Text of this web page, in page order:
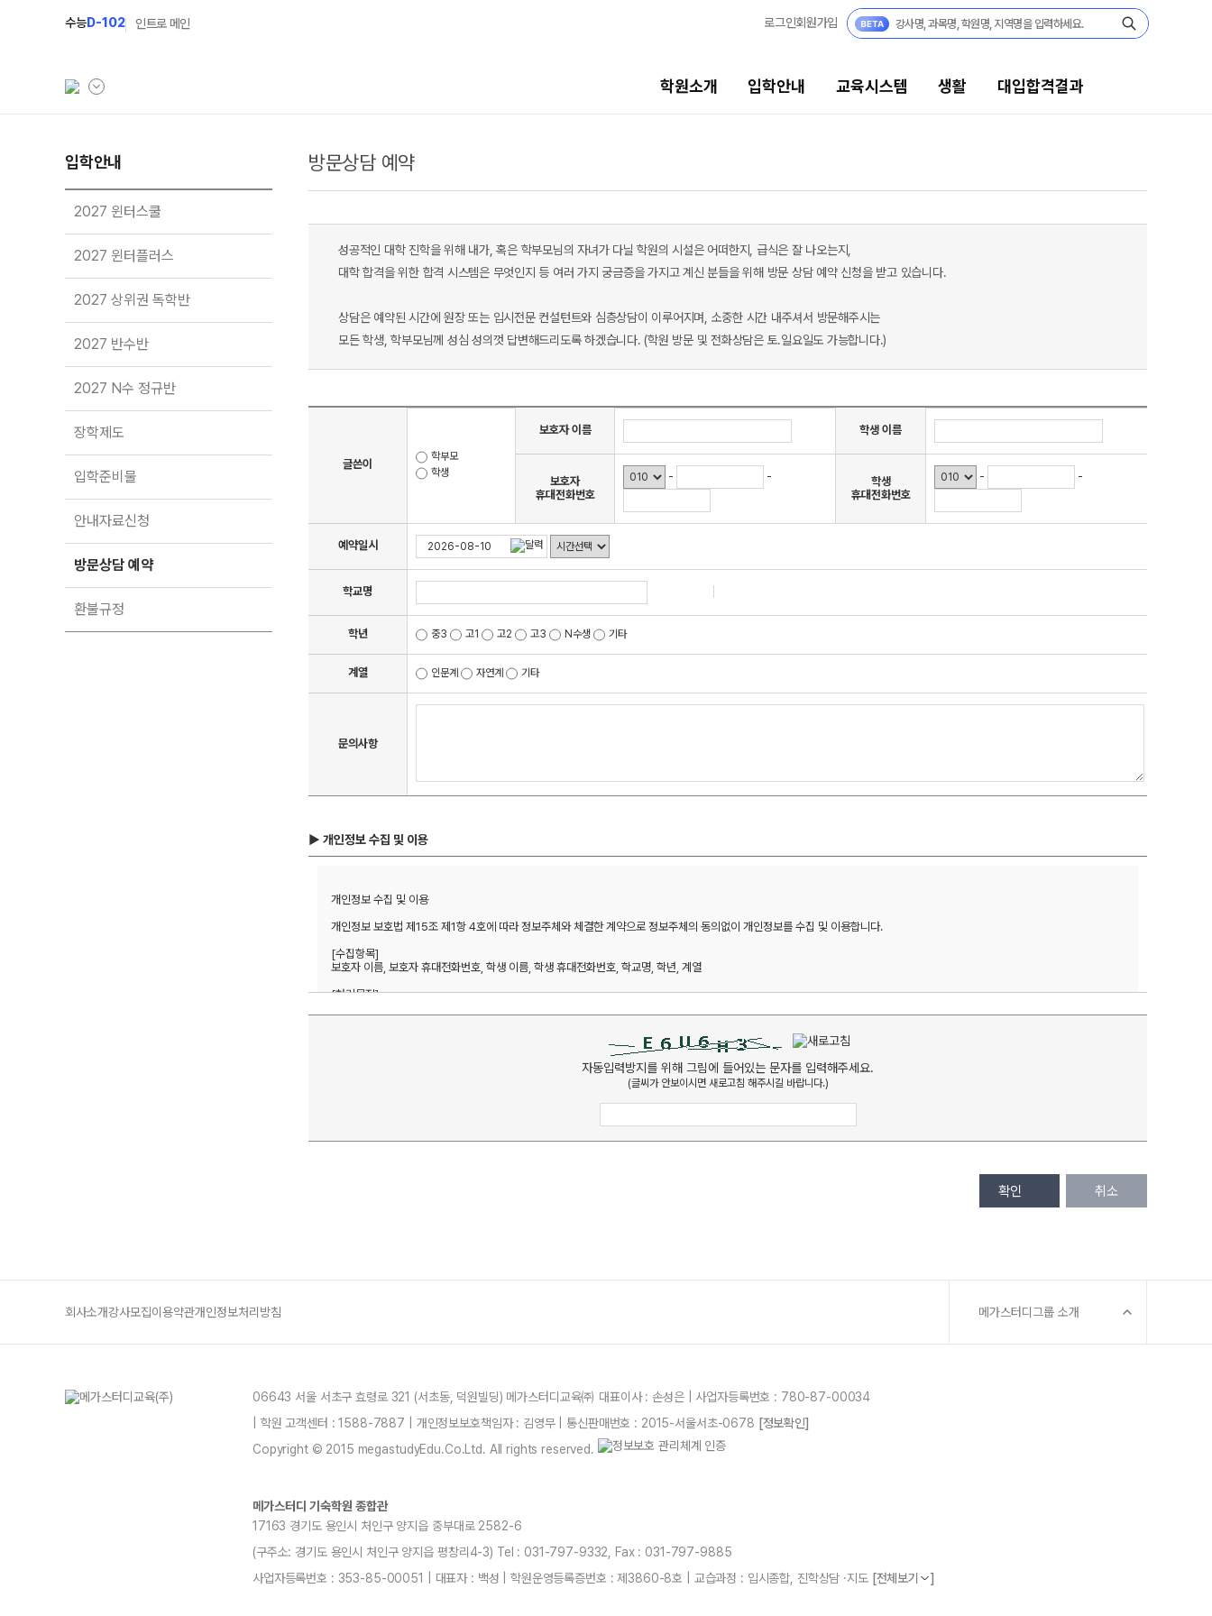
수능D-102 인트로 메인 로그인회원가입
학원소개 입학안내 교육시스템 생활 대입합격결과
학원소개
학원안내
기숙학원연혁
학원시설
사이버투어
교육 생활 환경
오시는길
공지사항
재원생 혜택
실시간 질문답변 앱 QUBE
고객센터
온라인 상담
자주 묻는 질문
입학안내
2027 상위권 독학반
2027 N수 정규반
장학제도
입학준비물
방문상담 예약
OMEGA 모의고사
메가X대성 더 프리미엄 모의고사
ALPHA 모의고사
수학 아이젠
2026 수능 적중 문항
메가 스마트 리포트
부모님편지
주간식단표
안전한학원
대입합격의 주인공
입학안내
2027 윈터스쿨
2027 윈터플러스
2027 상위권 독학반
2027 반수반
2027 N수 정규반
장학제도
입학준비물
안내자료신청
방문상담 예약
환불규정
방문상담 예약
성공적인 대학 진학을 위해 내가, 혹은 학부모님의 자녀가 다닐 학원의 시설은 어떠한지, 급식은 잘 나오는지,
대학 합격을 위한 합격 시스템은 무엇인지 등 여러 가지 궁금증을 가지고 계신 분들을 위해 방문 상담 예약 신청을 받고 있습니다.
상담은 예약된 시간에 원장 또는 입시전문 컨설턴트와 심층상담이 이루어지며, 소중한 시간 내주셔서 방문해주시는
모든 학생, 학부모님께 성심 성의껏 답변해드리도록 하겠습니다. (학원 방문 및 전화상담은 토.일요일도 가능합니다.)
글쓴이
학부모
학생
보호자 이름 학생 이름
보호자
휴대전화번호
- -
학생
휴대전화번호
- -
예약일시
학교명
학년 중3 고1 고2 고3 N수생 기타
계열 인문계 자연계 기타
문의사항
▶ 개인정보 수집 및 이용
개인정보 수집 및 이용
개인정보 보호법 제15조 제1항 4호에 따라 정보주체와 체결한 계약으로 정보주체의 동의없이 개인정보를 수집 및 이용합니다.
[수집항목]
보호자 이름, 보호자 휴대전화번호, 학생 이름, 학생 휴대전화번호, 학교명, 학년, 계열
[처리목적]
자동입력방지를 위해 그림에 들어있는 문자를 입력해주세요.
(글씨가 안보이시면 새로고침 해주시길 바랍니다.)
확인 취소
회사소개강사모집이용약관개인정보처리방침 메가스터디그룹 소개
06643 서울 서초구 효령로 321 (서초동, 덕원빌딩) 메가스터디교육㈜ 대표이사 : 손성은 | 사업자등록번호 : 780-87-00034
| 학원 고객센터 : 1588-7887 | 개인정보보호책임자 : 김영무 | 통신판매번호 : 2015-서울서초-0678 [정보확인]
Copyright © 2015 megastudyEdu.Co.Ltd. All rights reserved.
메가스터디 기숙학원 종합관
17163 경기도 용인시 처인구 양지읍 중부대로 2582-6
(구주소: 경기도 용인시 처인구 양지읍 평창리4-3) Tel : 031-797-9332, Fax : 031-797-9885
사업자등록번호 : 353-85-00051 | 대표자 : 백성 | 학원운영등록증번호 : 제3860-8호 | 교습과정 : 입시종합, 진학상담 ·지도 [전체보기 ]